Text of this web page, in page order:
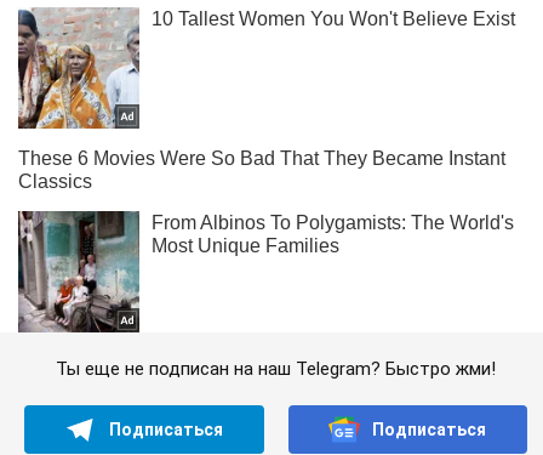
Ты еще не подписан на наш Telegram? Быстро жми!
Подписаться Подписаться